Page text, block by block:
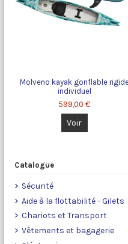
Molveno kayak gonflable
individuel
599,00 €
Voir
Catalogue
Sécurité
Aide à la flottabilité - Gilets
Chariots et Transport
Vêtements et bagagerie